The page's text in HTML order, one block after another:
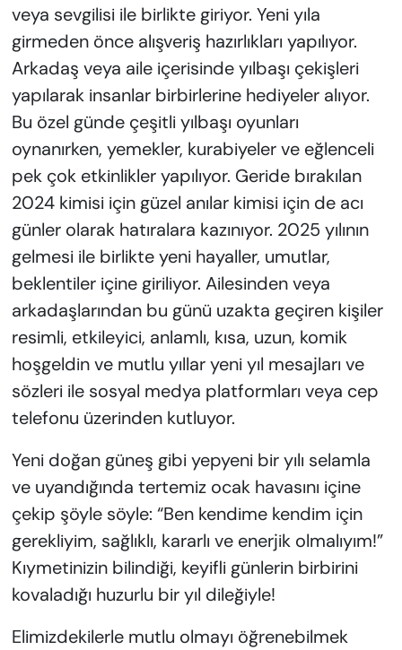
veya sevgilisi ile birlikte giriyor. Yeni yıla
girmeden önce alışveriş hazırlıkları yapılıyor.
Arkadaş veya aile içerisinde yılbaşı çekişleri
yapılarak insanlar birbirlerine hediyeler alıyor.
Bu özel günde çeşitli yılbaşı oyunları
oynanırken, yemekler, kurabiyeler ve eğlenceli
pek çok etkinlikler yapılıyor. Geride bırakılan
2024 kimisi için güzel anılar kimisi için de acı
günler olarak hatıralara kazınıyor. 2025 yılının
gelmesi ile birlikte yeni hayaller, umutlar,
beklentiler içine giriliyor. Ailesinden veya
arkadaşlarından bu günü uzakta geçiren kişiler
resimli, etkileyici, anlamlı, kısa, uzun, komik
hoşgeldin ve mutlu yıllar yeni yıl mesajları ve
sözleri ile sosyal medya platformları veya cep
telefonu üzerinden kutluyor.
Yeni doğan güneş gibi yepyeni bir yılı selamla
ve uyandığında tertemiz ocak havasını içine
çekip şöyle söyle: “Ben kendime kendim için
gerekliyim, sağlıklı, kararlı ve enerjik olmalıyım!”
Kıymetinizin bilindiği, keyifli günlerin birbirini
kovaladığı huzurlu bir yıl dileğiyle!
Elimizdekilerle mutlu olmayı öğrenebilmek